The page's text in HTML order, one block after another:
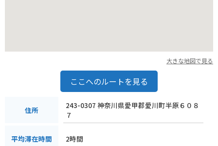
大きな地図で見る
ここへのルートを見る
住所
243-0307 神奈川県愛甲郡愛川町半原６０８
７
平均滞在時間 2時間